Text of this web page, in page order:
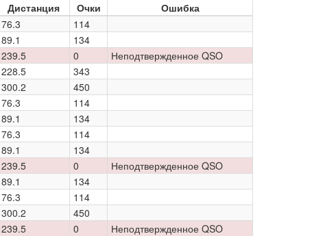
Дистанция Очки Ошибка
76.3
114
89.1
134
239.5 0
Неподтвержденное QSO
228.5
343
300.2
450
76.3
114
89.1
134
76.3
114
89.1
134
239.5 0
Неподтвержденное QSO
89.1
134
76.3
114
300.2
450
239.5 0
Неподтвержденное QSO